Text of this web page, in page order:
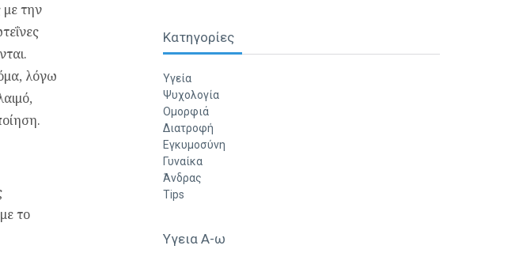
με την
λόγω
το
Κατηγορίες
Υγεία
Ψυχολογία
Ομορφιά
Διατροφή
Εγκυμοσύνη
Γυναίκα
Άνδρας
Tips
Υγεια Α-ω